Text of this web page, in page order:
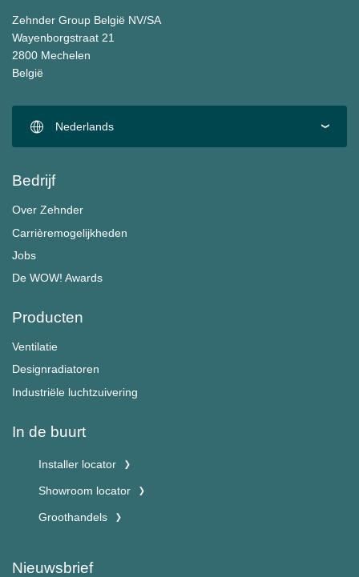
Zehnder Group België NV/SA
Wayenborgstraat 21
2800 Mechelen
België
Nederlands
Bedrijf
Over Zehnder
Carrièremogelijkheden
Jobs
De WOW! Awards
Producten
Ventilatie
Designradiatoren
Industriële luchtzuivering
In de buurt
Installer locator
Showroom locator
Groothandels
Nieuwsbrief